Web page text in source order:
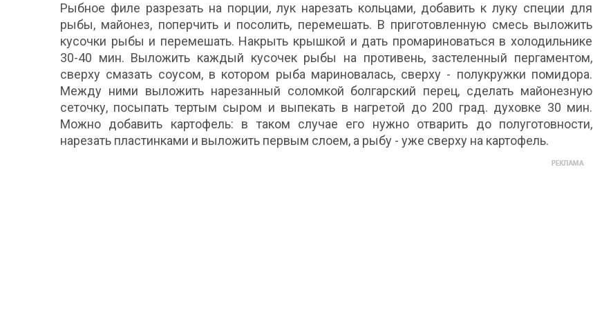
Рыбное филе разрезать на порции, лук нарезать кольцами, добавить к луку специи для
рыбы, майонез, поперчить и посолить, перемешать. В приготовленную смесь выложить
кусочки рыбы и перемешать. Накрыть крышкой и дать промариноваться в холодильнике
30-40 мин. Выложить каждый кусочек рыбы на противень, застеленный пергаментом,
сверху смазать соусом, в котором рыба мариновалась, сверху - полукружки помидора.
Между ними выложить нарезанный соломкой болгарский перец, сделать майонезную
сеточку, посыпать тертым сыром и выпекать в нагретой до 200 град. духовке 30 мин.
Можно добавить картофель: в таком случае его нужно отварить до полуготовности,
нарезать пластинками и выложить первым слоем, а рыбу - уже сверху на картофель.